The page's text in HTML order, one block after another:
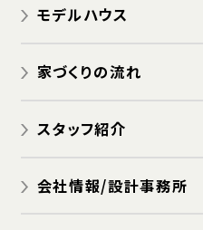
新築 商業用店舗・病院・施設
モデルハウス
家づくりの流れ
スタッフ紹介
会社情報/設計事務所